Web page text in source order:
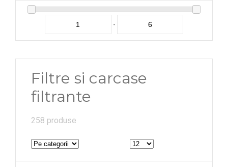
-
Filtre si carcase
filtrante
258 produse